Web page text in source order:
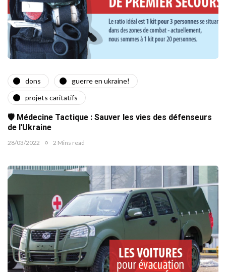
dons
guerre en ukraine!
projets caritatifs
🛡️ Médecine Tactique : Sauver les vies des défenseurs
de l'Ukraine
28/03/2022 2 Mins read